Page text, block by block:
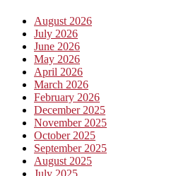
August 2026
July 2026
June 2026
May 2026
April 2026
March 2026
February 2026
December 2025
November 2025
October 2025
September 2025
August 2025
July 2025